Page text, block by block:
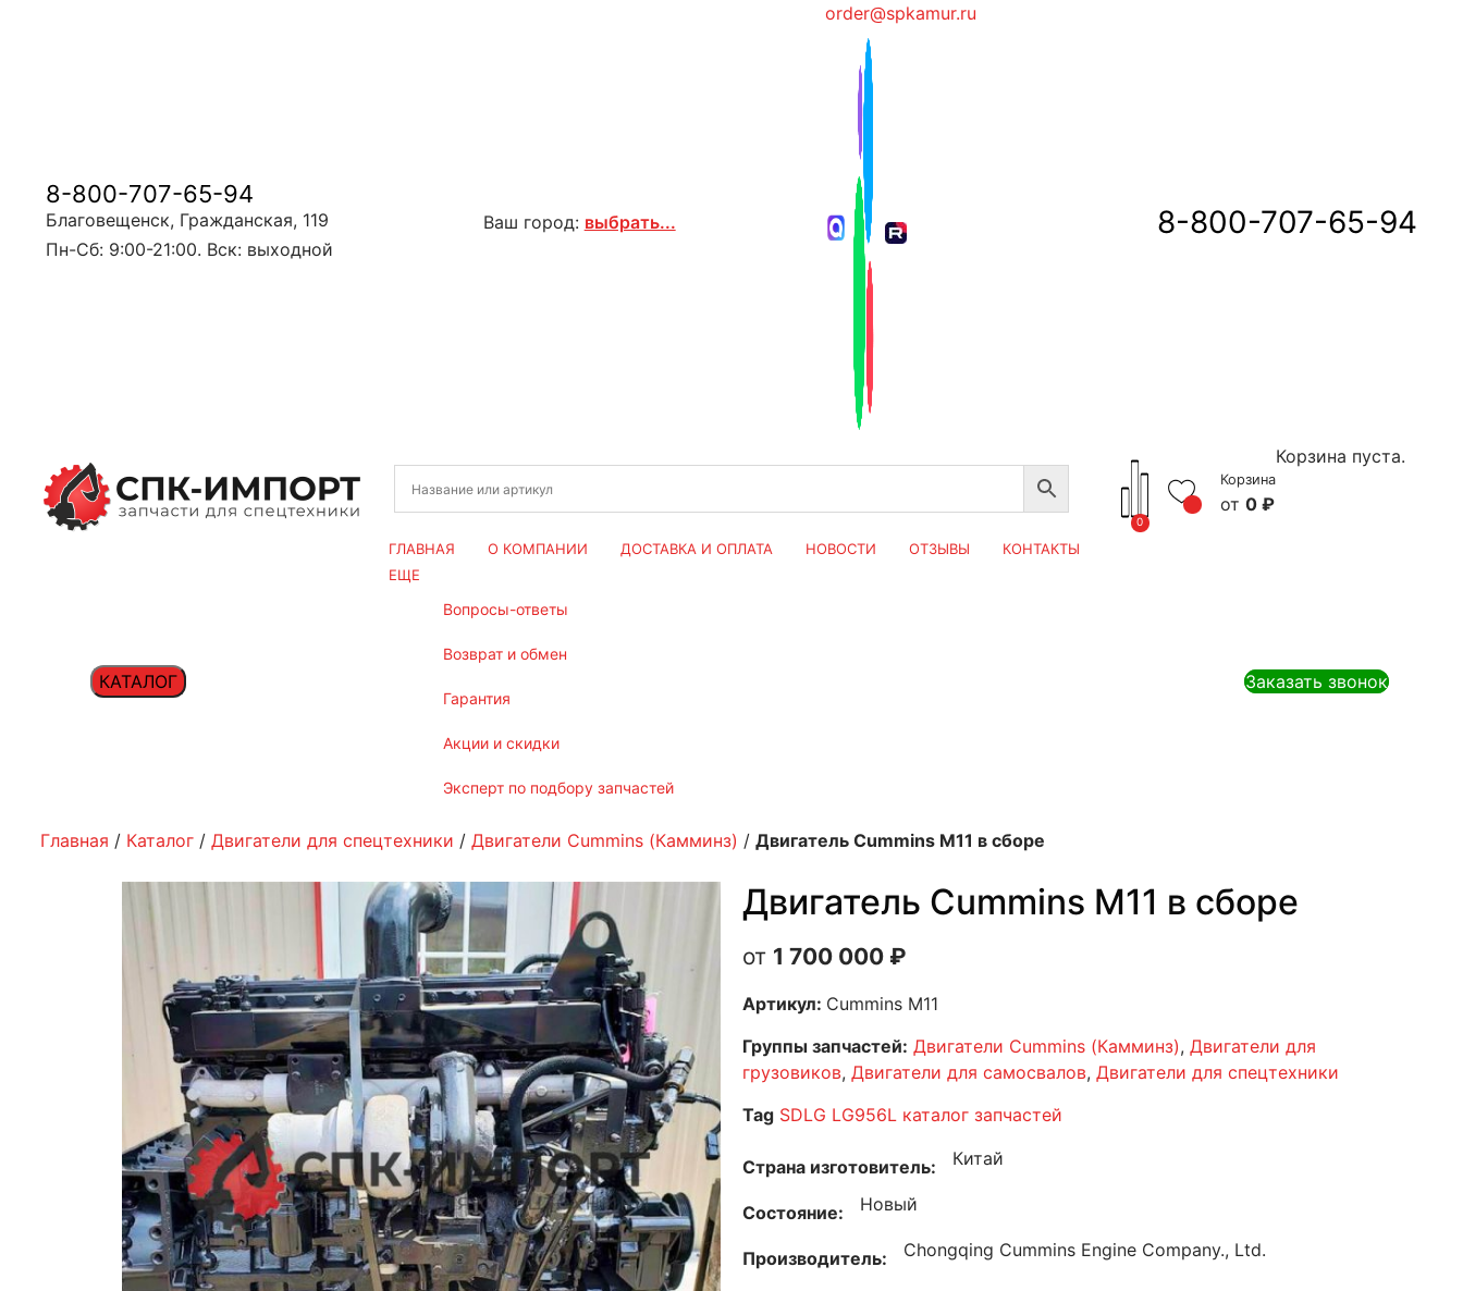
8-800-707-65-94
Благовещенск, Гражданская, 119
Пн-Сб: 9:00-21:00. Вск: выходной
Ваш город: выбрать...
order@spkamur.ru
8-800-707-65-94
0
Корзина
0 ₽
Корзина пуста.
КАТАЛОГ
ГЛАВНАЯ О КОМПАНИИ ДОСТАВКА И ОПЛАТА НОВОСТИ ОТЗЫВЫ
КОНТАКТЫ
ЕЩЕ
вопросы-ответы
возврат и обмен
гарантия
акции и скидки
эксперт по подбору запчастей
Заказать звонок
Главная / Каталог / Двигатели для спецтехники / Двигатели Cummins (Камминз) / Двигатель Cummins M11 в сборе
Двигатель Cummins M11 в сборе
1 700 000 ₽
Артикул: Cummins M11
Группы запчастей: Двигатели Cummins (Камминз), Двигатели для
грузовиков, Двигатели для самосвалов, Двигатели для спецтехники
Tag SDLG LG956L каталог запчастей
Страна изготовитель Китай
Состояние Новый
Производитель Chongqing Cummins Engine Company., Ltd.